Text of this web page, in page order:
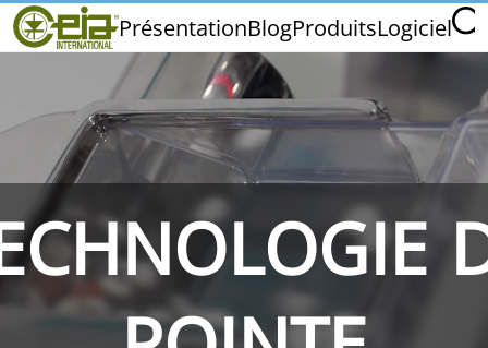
PrésentationBlogProduitsLogiciel
Home
CEIA INTERNATIONAL
Salons et Événements
THS/PH210 THS/PH210-FFV THS/